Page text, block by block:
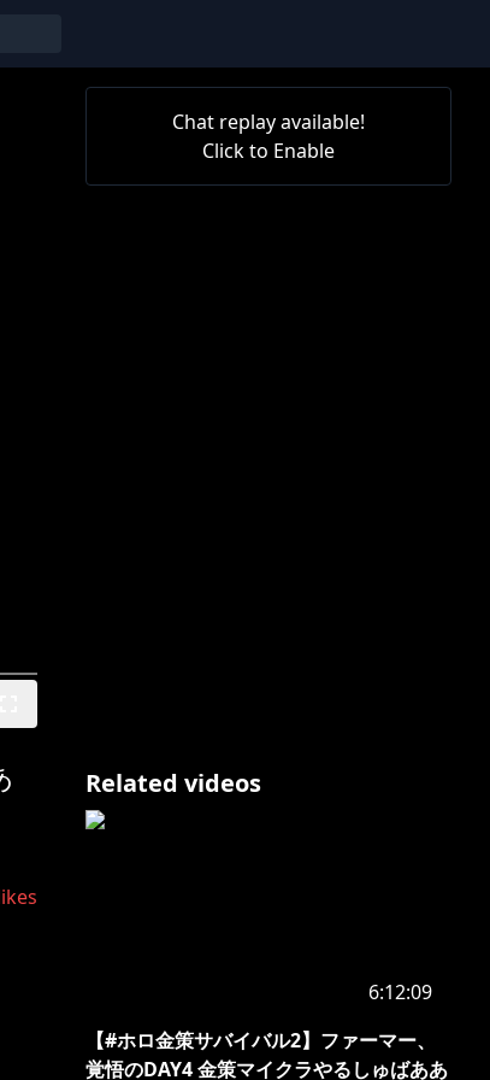
Chat replay available!
Click to Enable
Related videos
6:12:09
【#ホロ金策サバイバル2】ファーマー、
覚悟のDAY4 金策マイクラやるしゅばああ